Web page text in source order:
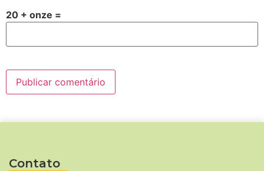
20 + onze =
Contato